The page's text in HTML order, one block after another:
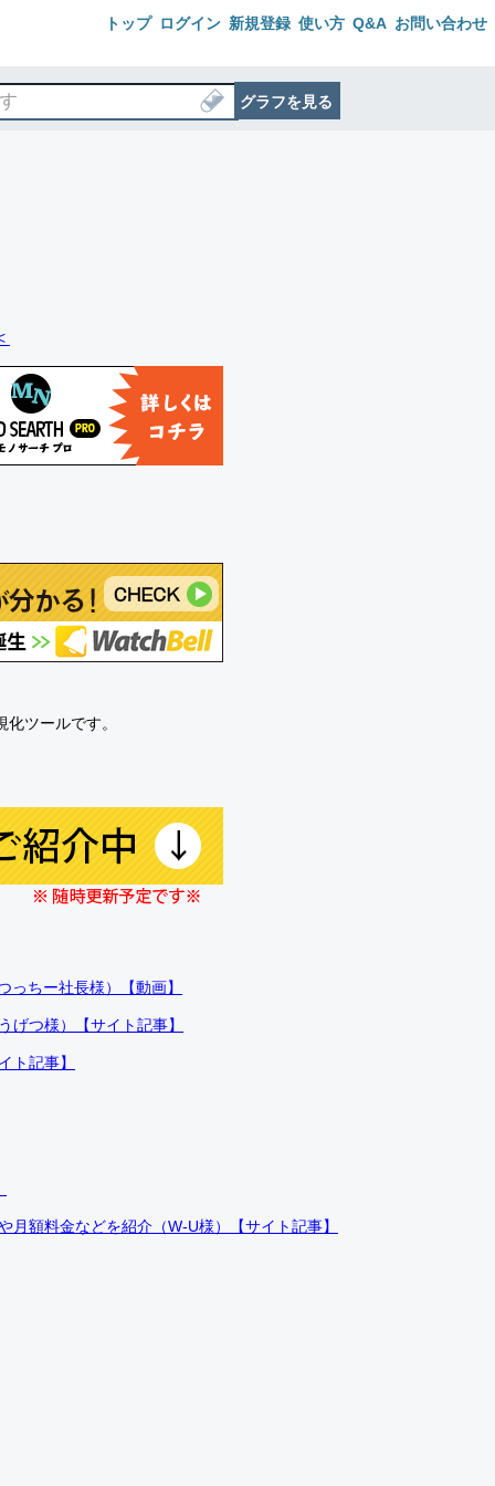
トップ ログイン 新規登録 使い方 Q&A お問い合わせ
グラフを見る
ツールです。
ちー社長様）【動画】
げつ様）【サイト記事】
ト記事】
額料金などを紹介（W-U様）【サイト記事】